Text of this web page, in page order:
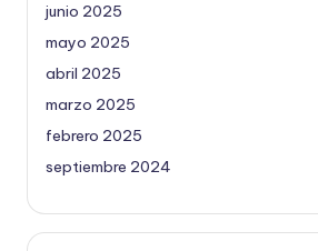
junio 2025
mayo 2025
abril 2025
marzo 2025
febrero 2025
septiembre 2024